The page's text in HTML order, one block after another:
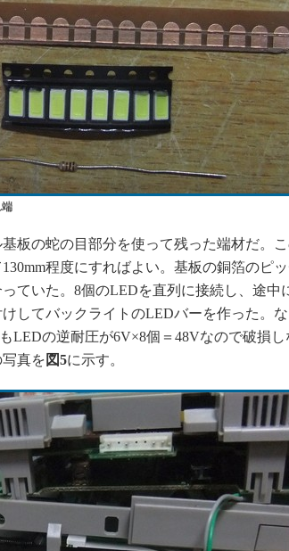
板の蛇の目部分を使って残った端材だ。こ
程度にすればよい。基板の銅箔のピ
ていた。8個のLEDを直列に接続し、途中
してバックライトのLEDバーを作った。
LEDの逆耐圧が6V×8個＝48Vなので破損
真を 図5に示す。